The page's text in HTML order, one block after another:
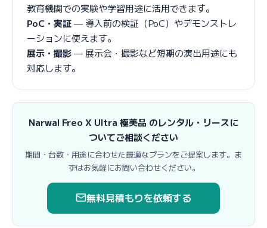
教育機関での実験や学習用途に活用できます。
PoC・実証— 導入前の検証（PoC）やデモンストレ
ーションに使えます。
展示・撮影— 展示会・撮影など短期の演出用途にも
対応します。
Narwal Freo X Ultra 極美品 のレンタル・リースに
ついてご相談ください
期間・台数・用途に合わせた最適なプランをご提案します。ま
ずはお気軽にお問い合わせください。
無料見積もりを依頼する